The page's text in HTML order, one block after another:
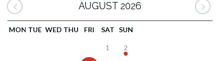
AUGUST 2026
MON TUE WED THU FRI SAT SUN
1 2